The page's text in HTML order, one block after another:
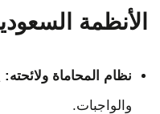
الأنظمة
نظام المحاماة ولائحته:
والواجبات.